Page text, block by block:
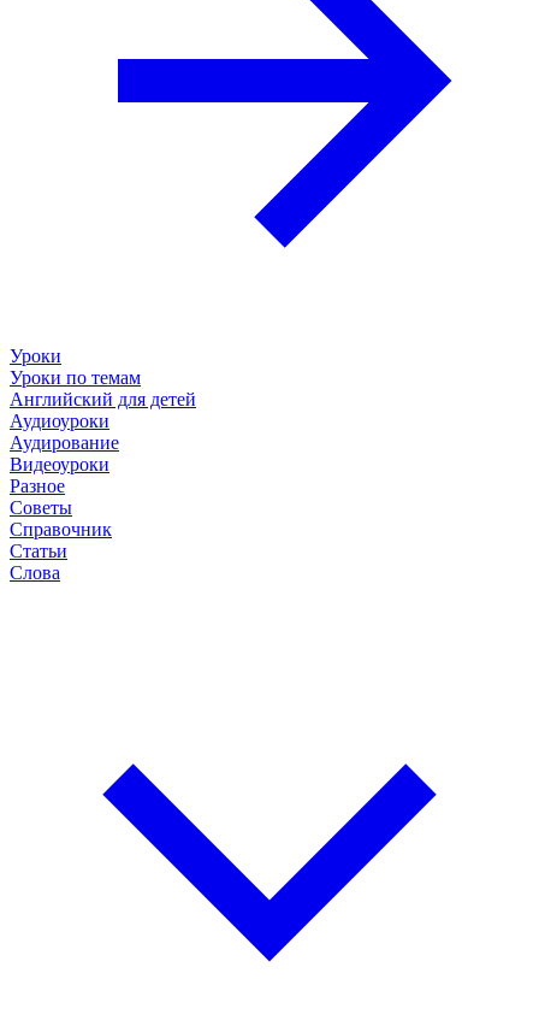
Уроки
Уроки по темам
Английский для детей
Аудиоуроки
Аудирование
Видеоуроки
Разное
Советы
Справочник
Статьи
Слова